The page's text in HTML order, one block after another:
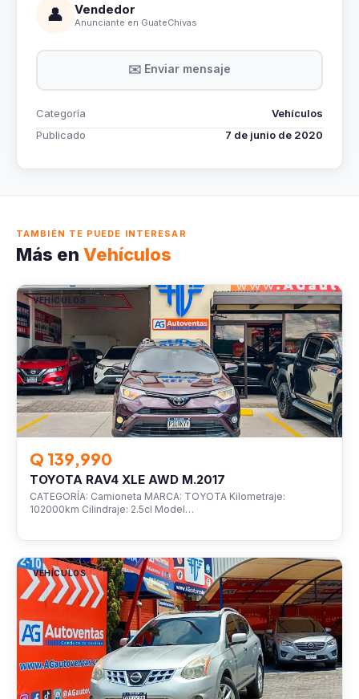
👤 Vendedor
Anunciante en GuateChivas
✉️ Enviar mensaje
Categoría
Vehículos
Publicado
7 de junio de 2020
TAMBIÉN TE PUEDE INTERESAR
Más en Vehículos
VEHÍCULOS
Q 139,990
TOYOTA RAV4 XLE AWD M.2017
CATEGORÍA: Camioneta MARCA: TOYOTA Kilometraje:
102000km Cilindraje: 2.5cl Model…
VEHÍCULOS